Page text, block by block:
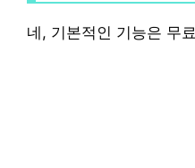
네, 기본적인 기능은 무